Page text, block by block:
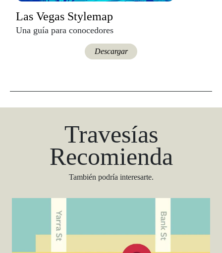
Las Vegas Stylemap
Una guía para conocedores
Descargar
Travesías
Recomienda
También podría interesarte.